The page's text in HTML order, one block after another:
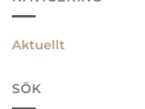
Aktuellt
SÖK